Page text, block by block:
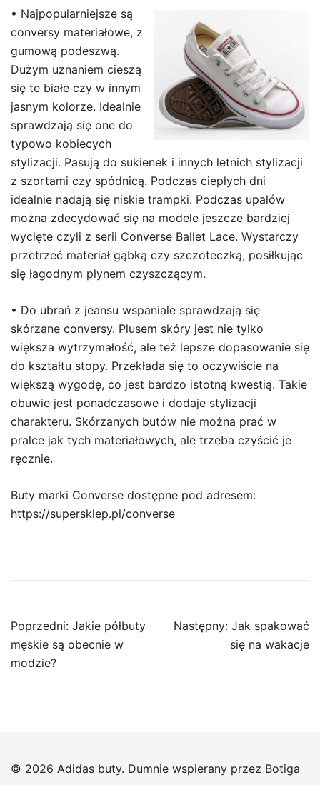
• Najpopularniejsze są
conversy materiałowe, z
gumową podeszwą.
Dużym uznaniem cieszą
się te białe czy w innym
jasnym kolorze. Idealnie
sprawdzają się one do
typowo kobiecych
stylizacji. Pasują do sukienek i innych letnich stylizacji
z szortami czy spódnicą. Podczas ciepłych dni
idealnie nadają się niskie trampki. Podczas upałów
można zdecydować się na modele jeszcze bardziej
wycięte czyli z serii Converse Ballet Lace. Wystarczy
przetrzeć materiał gąbką czy szczoteczką, posiłkując
się łagodnym płynem czyszczącym.
• Do ubrań z jeansu wspaniale sprawdzają się
skórzane conversy. Plusem skóry jest nie tylko
większa wytrzymałość, ale też lepsze dopasowanie się
do kształtu stopy. Przekłada się to oczywiście na
większą wygodę, co jest bardzo istotną kwestią. Takie
obuwie jest ponadczasowe i dodaje stylizacji
charakteru. Skórzanych butów nie można prać w
pralce jak tych materiałowych, ale trzeba czyścić je
ręcznie.
Buty marki Converse dostępne pod adresem:
https://supersklep.pl/converse
Nawigacja
wpisu
Poprzedni: Jakie półbuty
męskie są obecnie w
modzie?
Następny: Jak spakować
się na wakacje
© 2026 Adidas buty. Dumnie wspierany przez Botiga